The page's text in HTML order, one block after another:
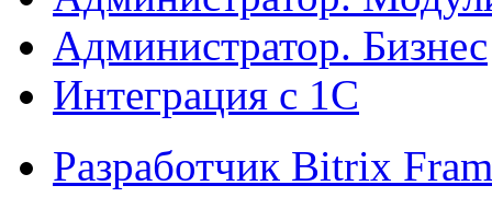
Администратор. Бизнес
Интеграция с 1С
Разработчик Bitrix